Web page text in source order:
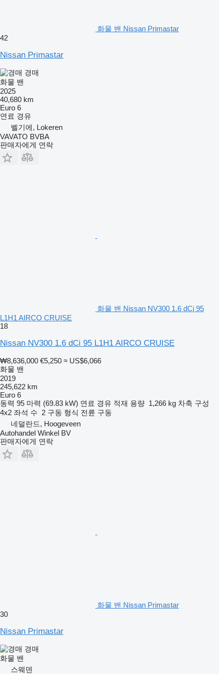
화물 밴 Nissan Primastar
42
Nissan Primastar
경매
화물 밴
2025
40,680 km
Euro 6
연료 경유
벨기에, Lokeren
VAVATO BVBA
판매자에게 연락
화물 밴 Nissan NV300 1.6 dCi 95
L1H1 AIRCO CRUISE
18
Nissan NV300 1.6 dCi 95 L1H1 AIRCO CRUISE
₩8,636,000 €5,250 ≈ US$6,066
화물 밴
2019
245,622 km
Euro 6
동력 95 마력 (69.83 kW) 연료 경유 적재 용량 1,266 kg 차축 구성
4x2 좌석 수 2 구동 형식 전륜 구동
네덜란드, Hoogeveen
Autohandel Winkel BV
판매자에게 연락
화물 밴 Nissan Primastar
30
Nissan Primastar
경매
화물 밴
스웨덴